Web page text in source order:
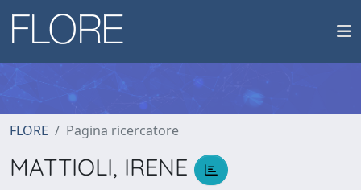
FLORE Pagina ricercatore
MATTIOLI, IRENE